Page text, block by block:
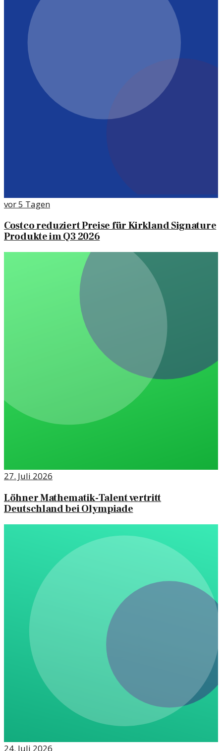
vor 5 Tagen
Costco reduziert Preise für Kirkland Signature
Produkte im Q3 2026
27. Juli 2026
Löhner Mathematik-Talent vertritt
Deutschland bei Olympiade
24. Juli 2026